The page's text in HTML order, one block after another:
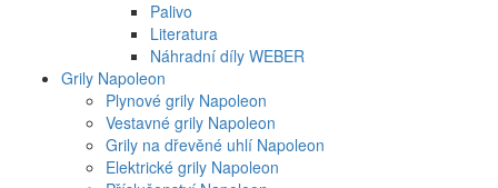
Palivo
Literatura
Náhradní díly WEBER
Grily Napoleon
Plynové grily Napoleon
Vestavné grily Napoleon
Grily na dřevěné uhlí Napoleon
Elektrické grily Napoleon